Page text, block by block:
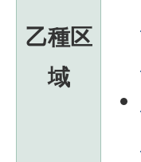
乙種区
域